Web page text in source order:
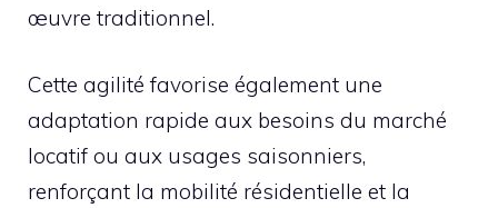
œuvre traditionnel.
Cette agilité favorise également une
adaptation rapide aux besoins du marché
locatif ou aux usages saisonniers,
renforçant la mobilité résidentielle et la